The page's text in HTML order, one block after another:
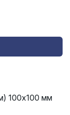
100х100 мм